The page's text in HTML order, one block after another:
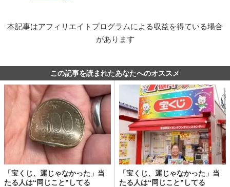
本記事はアフィリエイトプログラムによる収益を得ている場合
があります
この記事を読まれたあなたへのオススメ
「宝くじ、運じゃなかった」当
たる人は“同じこと”してる
「宝くじ、運じゃなかった」当
たる人は“同じこと”してる